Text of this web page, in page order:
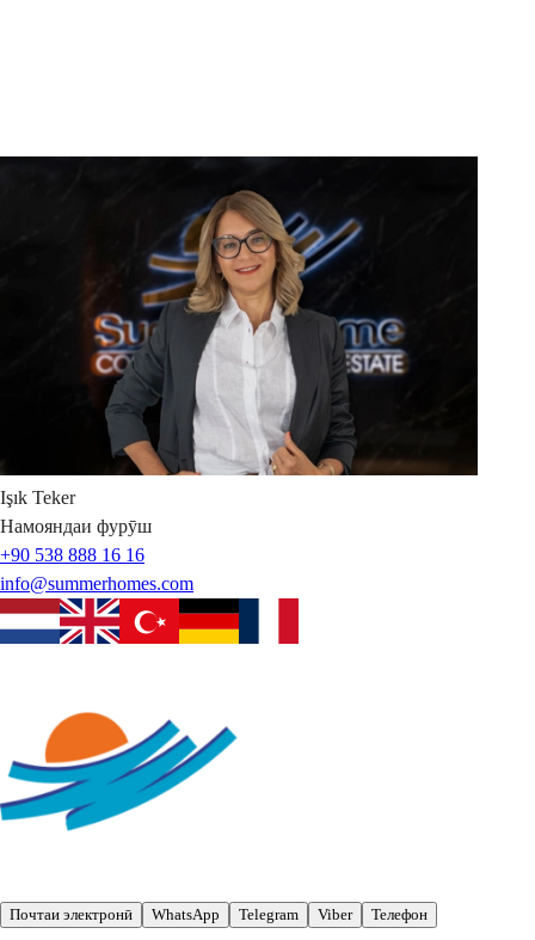
Işık Teker
Намояндаи фурӯш
+90 538 888 16 16
info@summerhomes.com
Почтаи электронӣ WhatsApp Telegram Viber Телефон